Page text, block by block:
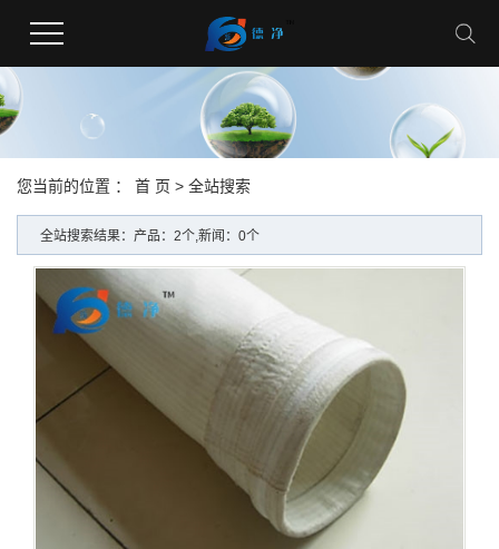
您当前的位置 ： 首 页 > 全站搜索
全站搜索结果：产品：2个,新闻：0个